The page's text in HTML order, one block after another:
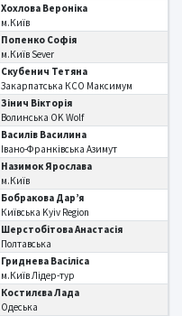
Хохлова Вероніка
м.Київ
Попенко Софія
м.Київ Sever
Скубенич Тетяна
Закарпатська КСО Максимум
Зінич Вікторія
Волинська OK Wolf
Василів Василина
Івано-Франківська Азимут
Назимок Ярослава
м.Київ
Бобракова Дар’я
Київська Kyiv Region
Шерстобітова Анастасія
Полтавська
Гриднева Васіліса
м.Київ Лідер-тур
Костилєва Лада
Одеська